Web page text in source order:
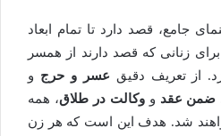
جامع، قصد دارد تا تمام ابعاد
زنانی که قصد دارند از همسر
از تعریف دقیق عسر و حرج و
ضمن عقد ووکالت در طلاق، همه
شد. هدف این است که هر زن